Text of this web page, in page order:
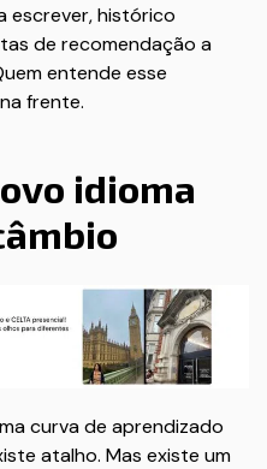
escrever, histórico
de recomendação a
entende esse
frente.
idioma
curva de aprendizado
atalho. Mas existe um